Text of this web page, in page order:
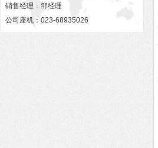
销售经理：邹经理
公司座机：023-68935026